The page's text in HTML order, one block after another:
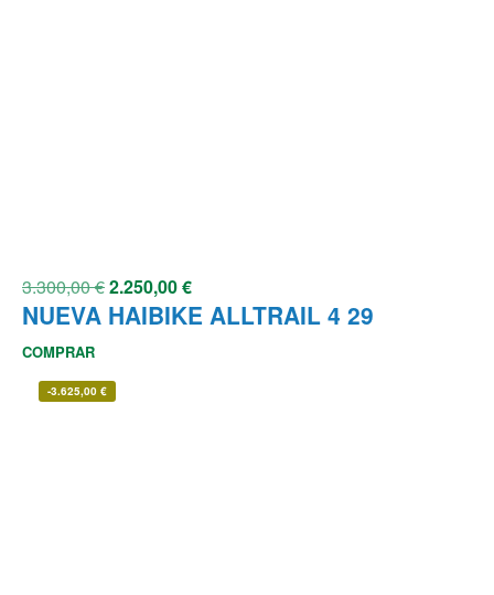
3.300,00€2.250,00€
NUEVA HAIBIKE ALLTRAIL 4 29
COMPRAR
-3.625,00 €